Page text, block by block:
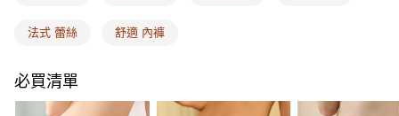
※ 交易是否成功請以「AFTEE先享後付 」之結帳頁面顯示為準，若有關於
客戶支援中心」
【注意事項】
付款後7-11取貨
法式 蕾絲 舒適 內褲
必買清單